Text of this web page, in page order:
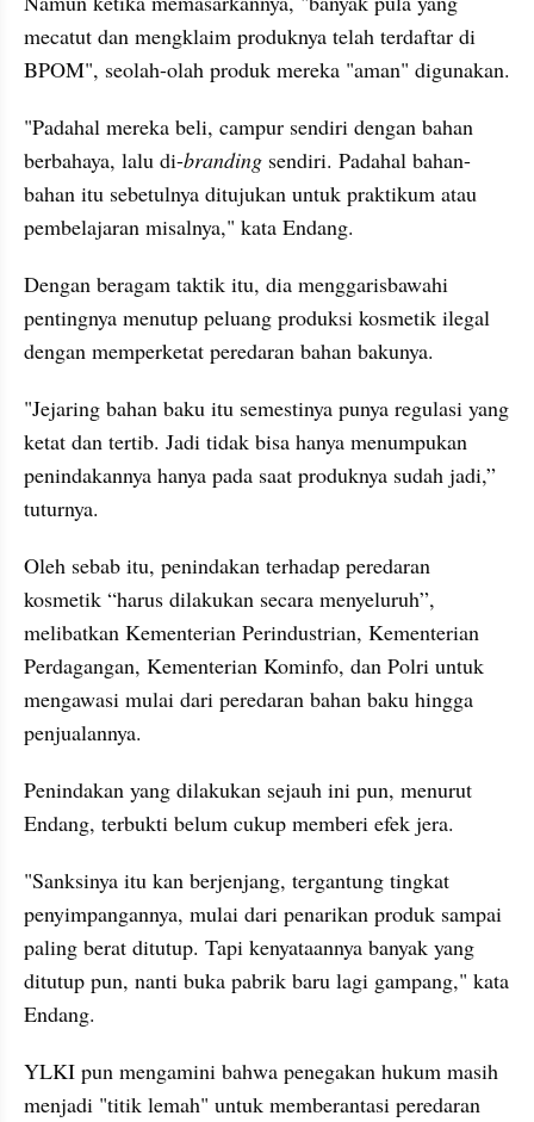
mecatut dan mengklaim produknya telah terdaftar di
BPOM", seolah-olah produk mereka "aman" digunakan.
"Padahal mereka beli, campur sendiri dengan bahan
berbahaya, lalu di-branding sendiri. Padahal bahan-
bahan itu sebetulnya ditujukan untuk praktikum atau
pembelajaran misalnya," kata Endang.
Dengan beragam taktik itu, dia menggarisbawahi
pentingnya menutup peluang produksi kosmetik ilegal
dengan memperketat peredaran bahan bakunya.
"Jejaring bahan baku itu semestinya punya regulasi yang
ketat dan tertib. Jadi tidak bisa hanya menumpukan
penindakannya hanya pada saat produknya sudah jadi,”
tuturnya.
Oleh sebab itu, penindakan terhadap peredaran
kosmetik “harus dilakukan secara menyeluruh”,
melibatkan Kementerian Perindustrian, Kementerian
Perdagangan, Kementerian Kominfo, dan Polri untuk
mengawasi mulai dari peredaran bahan baku hingga
penjualannya.
Penindakan yang dilakukan sejauh ini pun, menurut
Endang, terbukti belum cukup memberi efek jera.
"Sanksinya itu kan berjenjang, tergantung tingkat
penyimpangannya, mulai dari penarikan produk sampai
paling berat ditutup. Tapi kenyataannya banyak yang
ditutup pun, nanti buka pabrik baru lagi gampang," kata
Endang.
YLKI pun mengamini bahwa penegakan hukum masih
menjadi "titik lemah" untuk memberantasi peredaran